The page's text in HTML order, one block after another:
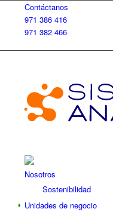
Contáctanos
971 386 416
971 382 466
Nosotros
Sostenibilidad
Unidades de negocio